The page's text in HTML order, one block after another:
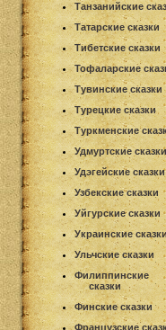
Танзанийские
Татарские сказки
Тибетские сказки
Тофаларские
Тувинские сказки
Турецкие сказки
Туркменские
Удмуртские сказки
Удэгейские сказки
Узбекские сказки
Уйгурские сказки
Украинские сказки
Ульчские сказки
Филиппинские
сказки
Финские сказки
Французские